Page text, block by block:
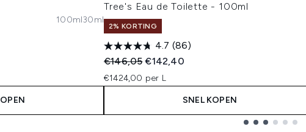
100ml30ml
Tree's Eau de Toilette - 100ml
2% KORTING
4.7 (86)
Recommended Retail Price:
€146,05Huidige prijs:
€142,40
€1424,00 per L
SNEL KOPEN